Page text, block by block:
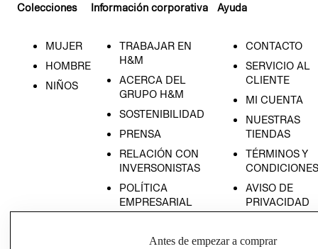
Colecciones
MUJER
HOMBRE
NIÑOS
Información corporativa
TRABAJAR EN
H&M
ACERCA DEL
GRUPO H&M
SOSTENIBILIDAD
PRENSA
RELACIÓN CON
INVERSONISTAS
POLÍTICA
EMPRESARIAL
Ayuda
CONTACTO
SERVICIO AL
CLIENTE
MI CUENTA
NUESTRAS
TIENDAS
TÉRMINOS Y
CONDICIONES
AVISO DE
PRIVACIDAD
AVISO DE
Antes de empezar a comprar